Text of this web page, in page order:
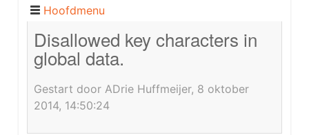
Hoofdmenu
Disallowed key characters in
global data.
Gestart door ADrie Huffmeijer, 8 oktober
2014, 14:50:24